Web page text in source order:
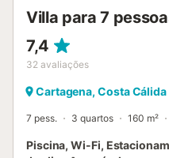
Villa para 7
7,4
32 avaliações
Cartagena, Costa Cálida
7 pess. 3 quartos 160 m²
Piscina, Wi-Fi,